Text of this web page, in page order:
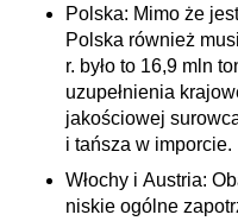
Polska: Mimo że
Polska również
r. było to 16,9 mln
uzupełnienia
jakościowej
i tańsza w imporcie.
Włochy i Austria:
niskie ogólne